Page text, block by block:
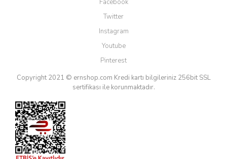
Facebook
Twitter
Instagram
Youtube
Pinterest
Copyright 2021 © ernshop.com Kredi kartı bilgileriniz 256bit SSL
sertifikası ile korunmaktadır.